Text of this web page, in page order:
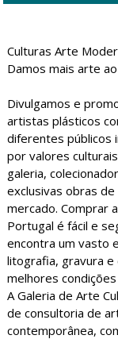
Culturas Arte
Damos mais arte
Divulgamos e
artistas plásticos
diferentes públicos
por valores
galeria,
exclusivas obras
mercado. Comprar
Portugal é fácil e
encontra um vasto
litografia, gravura e
melhores
A Galeria de Arte
de consultoria de
contemporânea,